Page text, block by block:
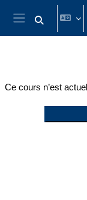
Passer au contenu
Panneau latéral
Activer/
Ce cours n’est